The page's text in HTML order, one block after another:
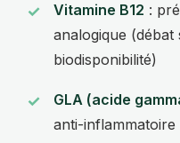
Vitamine B12 :
analogique (débat
biodisponibilité)
GLA (acide
anti-inflammatoire